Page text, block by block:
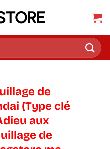
de
(Type clé
aux
de